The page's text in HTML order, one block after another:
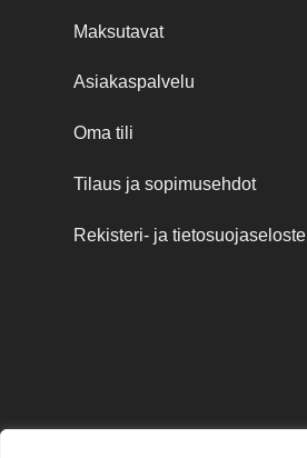
Maksutavat
Asiakaspalvelu
Oma tili
Tilaus ja sopimusehdot
Rekisteri- ja tietosuojaseloste